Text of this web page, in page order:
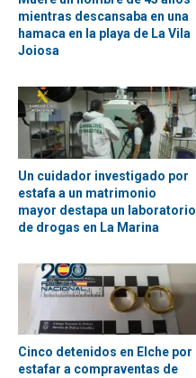
mientras descansaba en una
hamaca en la playa de La Vila
Joiosa
Un cuidador investigado por
estafa a un matrimonio
mayor destapa un laboratorio
de drogas en La Marina
Cinco detenidos en Elche por
estafar a compraventas de